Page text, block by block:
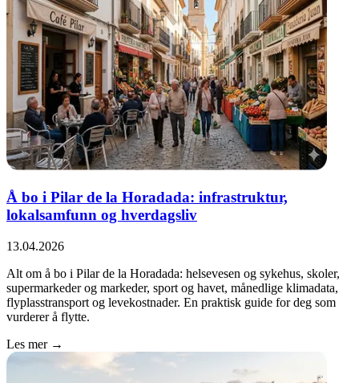
Å bo i Pilar de la Horadada: infrastruktur,
lokalsamfunn og hverdagsliv
13.04.2026
Alt om å bo i Pilar de la Horadada: helsevesen og sykehus, skoler,
supermarkeder og markeder, sport og havet, månedlige klimadata,
flyplasstransport og levekostnader. En praktisk guide for deg som
vurderer å flytte.
Les mer →